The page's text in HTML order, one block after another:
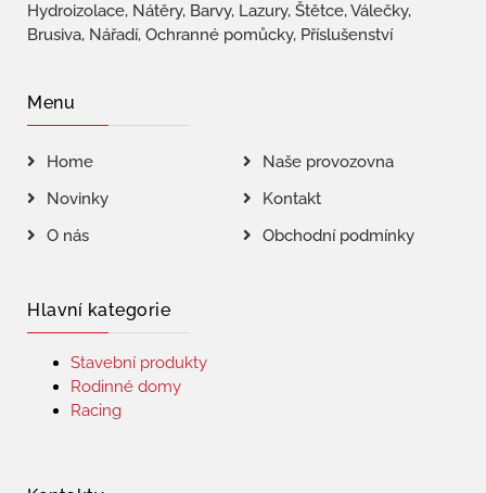
Hydroizolace, Nátěry, Barvy, Lazury, Štětce, Válečky,
Brusiva, Nářadí, Ochranné pomůcky, Příslušenství
Menu
Home
Naše provozovna
Novinky
Kontakt
O nás
Obchodní podmínky
Hlavní kategorie
Stavební produkty
Rodinné domy
Racing